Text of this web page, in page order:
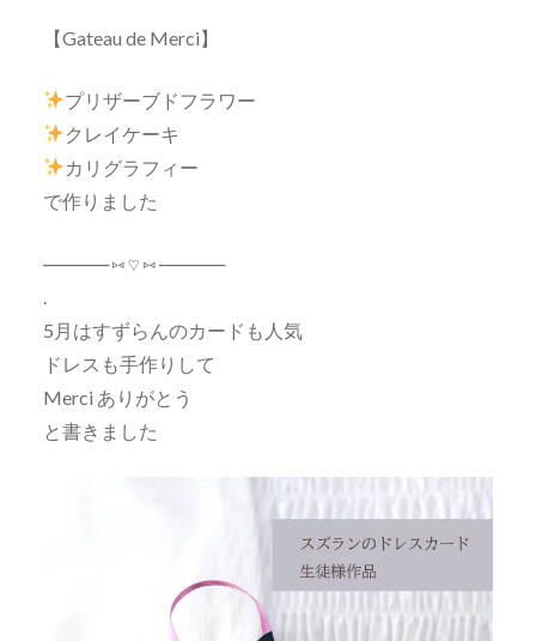
【Gateau de Merci】
プリザーブドフラワー
クレイケーキ
カリグラフィー
で作りました
───── ⑅ ♡ ⑅ ─────
5月はすずらんのカードも人気
ドレスも手作りして
Merci ありがとう
と書きました